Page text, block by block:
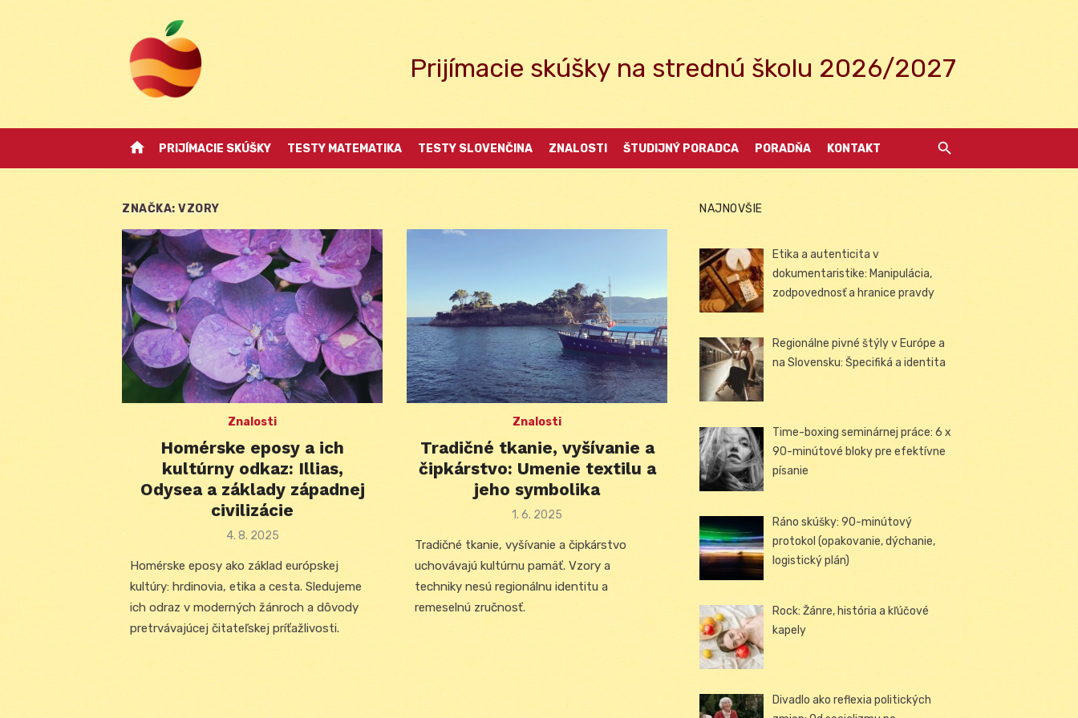
Prijímacie skúšky na strednú školu 2026/2027
home PRIJÍMACIE SKÚŠKY TESTY MATEMATIKA TESTY SLOVENČINA ZNALOSTI ŠTUDIJNÝ PORADCA PORADŇA KONTAKT
ZNAČKA: VZORY
Znalosti
Homérske eposy a ich
kultúrny odkaz: Illias,
Odysea a základy západnej
civilizácie
Posted
4. 8. 2025
Homérske eposy ako základ európskej
kultúry: hrdinovia, etika a cesta. Sledujeme
ich odraz v moderných žánroch a dôvody
pretrvávajúcej čitateľskej príťažlivosti.
Znalosti
Tradičné tkanie, vyšívanie a
čipkárstvo: Umenie textilu a
jeho symbolika
Posted
1. 6. 2025
Tradičné tkanie, vyšívanie a čipkárstvo
uchovávajú kultúrnu pamäť. Vzory a
techniky nesú regionálnu identitu a
remeselnú zručnosť.
NAJNOVŠIE
Etika a autenticita v
dokumentaristike: Manipulácia,
zodpovednosť a hranice pravdy
Regionálne pivné štýly v Európe a
na Slovensku: Špecifiká a identita
Time-boxing seminárnej práce: 6 x
90-minútové bloky pre efektívne
písanie
Ráno skúšky: 90-minútový
protokol (opakovanie, dýchanie,
logistický plán)
Rock: Žánre, história a kľúčové
kapely
Divadlo ako reflexia politických